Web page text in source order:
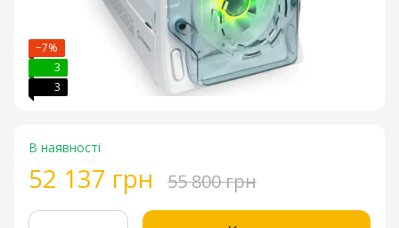
−7%
3
3
В наявності
52 137 грн 55 800 грн